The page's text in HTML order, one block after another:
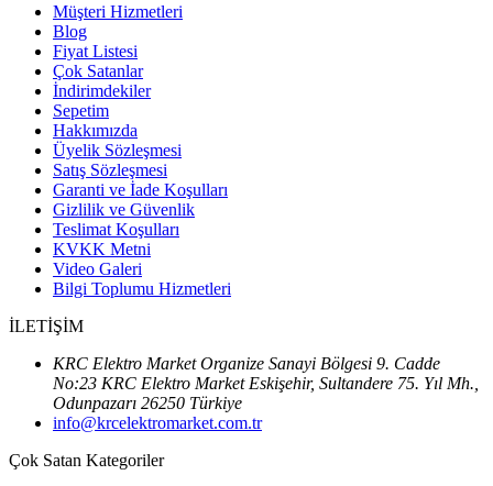
Müşteri Hizmetleri
Blog
Fiyat Listesi
Çok Satanlar
İndirimdekiler
Sepetim
Hakkımızda
Üyelik Sözleşmesi
Satış Sözleşmesi
Garanti ve İade Koşulları
Gizlilik ve Güvenlik
Teslimat Koşulları
KVKK Metni
Video Galeri
Bilgi Toplumu Hizmetleri
İLETİŞİM
KRC Elektro Market Organize Sanayi Bölgesi 9. Cadde
No:23 KRC Elektro Market Eskişehir, Sultandere 75. Yıl Mh.,
Odunpazarı 26250 Türkiye
info@krcelektromarket.com.tr
Çok Satan Kategoriler